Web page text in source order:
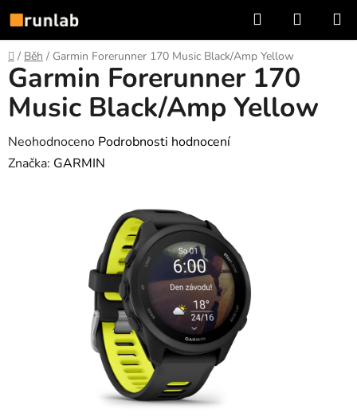
na
obsah
Hledat
KOŠÍK
Domů
/ Běh / Garmin Forerunner 170 Music Black/Amp Yellow
Garmin Forerunner 170
Music Black/Amp Yellow
Průměrné
hodnocení
Neohodnoceno Podrobnosti hodnocení
Značka: GARMIN